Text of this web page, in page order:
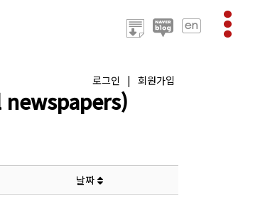
로그인 | 회원가입
newspapers)
날짜